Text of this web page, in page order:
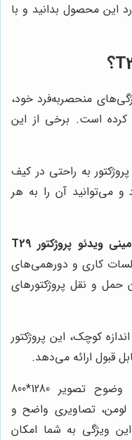
این محصول بدانید و با
منحصربه‌فرد خود،
کرده است. برخی از این
به راحتی در کیف
می‌توانید آن را به هر
مینی ویدئو پروژکتور T29
کاری و دورهمی‌های
حمل و نقل پروژکتورهای
کوچک، این پروژکتور
قبول ارائه می‌دهد.
با وضوح تصویر 1280*800
3000 انسی لومن، تصاویری واضح و
ویژگی به شما امکان